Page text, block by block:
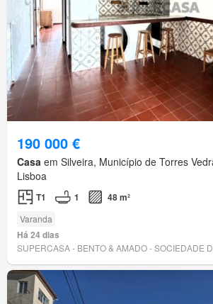
190 000 €
Casa em Silveira, Município de Torres
Lisboa
T1 1 48 m²
Varanda
Há 24 dias